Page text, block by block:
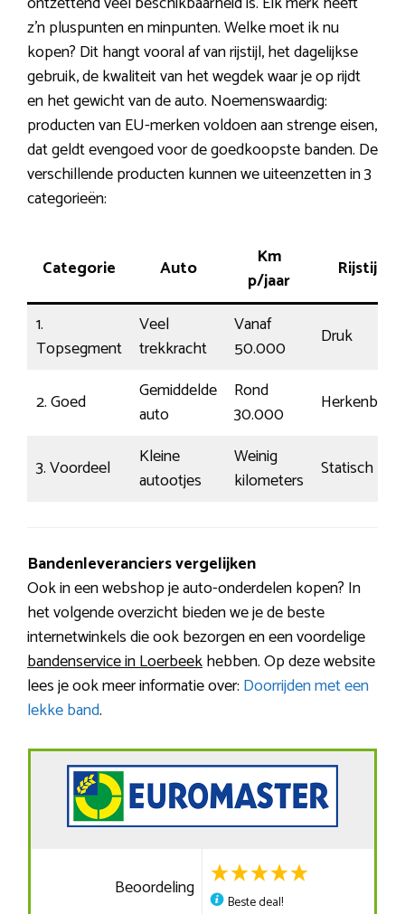
z’n pluspunten en minpunten. Welke moet ik nu
kopen? Dit hangt vooral af van rijstijl, het dagelijkse
gebruik, de kwaliteit van het wegdek waar je op rijdt
en het gewicht van de auto. Noemenswaardig:
producten van EU-merken voldoen aan strenge eisen,
dat geldt evengoed voor de goedkoopste banden. De
verschillende producten kunnen we uiteenzetten in 3
categorieën:
Categorie Auto
Km
p/jaar
Rijstijl
1.
Topsegment
Veel
trekkracht
Vanaf
50.000
Druk
2. Goed
Gemiddelde
auto
Rond
30.000
Herkenbaar
3. Voordeel
Kleine
autootjes
Weinig
kilometers
Statisch
Bandenleveranciers vergelijken
Ook in een webshop je auto-onderdelen kopen? In
het volgende overzicht bieden we je de beste
internetwinkels die ook bezorgen en een voordelige
bandenservice in Loerbeekhebben. Op deze website
lees je ook meer informatie over: Doorrijden met een
lekke band.
Beoordeling
Beste deal!